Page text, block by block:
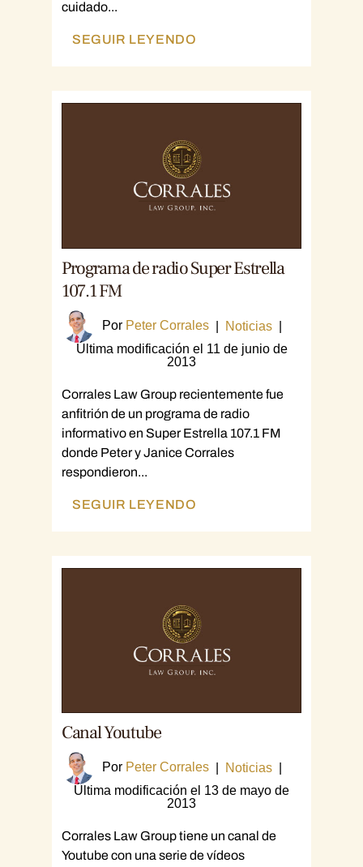
cuidado...
SEGUIR LEYENDO
Programa de radio Super Estrella
107.1 FM
Por Peter Corrales Noticias
Última modificación el 11 de junio de
2013
Corrales Law Group recientemente fue
anfitrión de un programa de radio
informativo en Super Estrella 107.1 FM
donde Peter y Janice Corrales
respondieron...
SEGUIR LEYENDO
Canal Youtube
Por Peter Corrales Noticias
Última modificación el 13 de mayo de
2013
Corrales Law Group tiene un canal de
Youtube con una serie de vídeos